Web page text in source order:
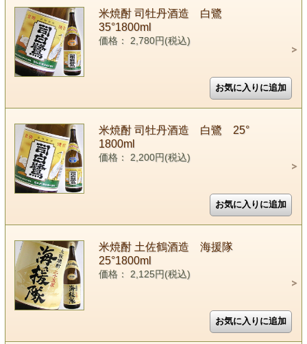
米焼酎 司牡丹酒造 白鷺
35°1800ml
価格： 2,780円(税込)
米焼酎 司牡丹酒造 白鷺 25°
1800ml
価格： 2,200円(税込)
米焼酎 土佐鶴酒造 海援隊
25°1800ml
価格： 2,125円(税込)